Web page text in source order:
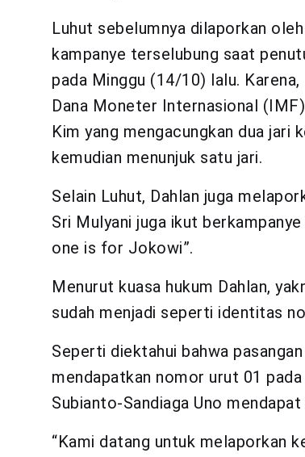
Luhut sebelumnya dilaporkan
kampanye terselubung saat
pada Minggu (14/10) lalu.
Dana Moneter Internasional
Kim yang mengacungkan dua
kemudian menunjuk satu jari.
Selain Luhut, Dahlan juga
Sri Mulyani juga ikut
one is for Jokowi”.
Menurut kuasa hukum Dahlan,
sudah menjadi seperti identitas
Seperti diektahui bahwa
mendapatkan nomor urut 01
Subianto-Sandiaga Uno
“Kami datang untuk melaporkan